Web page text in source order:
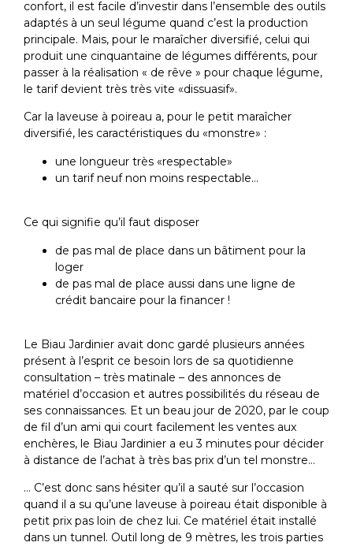
confort, il est facile d’investir dans l’ensemble des outils
adaptés à un seul légume quand c’est la production
principale. Mais, pour le maraîcher diversifié, celui qui
produit une cinquantaine de légumes différents, pour
passer à la réalisation « de rêve » pour chaque légume,
le tarif devient très très vite «dissuasif».
Car la laveuse à poireau a, pour le petit maraîcher
diversifié, les caractéristiques du «monstre» :
une longueur très «respectable»
un tarif neuf non moins respectable…
Ce qui signifie qu’il faut disposer
de pas mal de place dans un bâtiment pour la
loger
de pas mal de place aussi dans une ligne de
crédit bancaire pour la financer !
Le Biau Jardinier avait donc gardé plusieurs années
présent à l’esprit ce besoin lors de sa quotidienne
consultation – très matinale – des annonces de
matériel d’occasion et autres possibilités du réseau de
ses connaissances. Et un beau jour de 2020, par le coup
de fil d’un ami qui court facilement les ventes aux
enchères, le Biau Jardinier a eu 3 minutes pour décider
à distance de l’achat à très bas prix d’un tel monstre…
… C’est donc sans hésiter qu’il a sauté sur l’occasion
quand il a su qu’une laveuse à poireau était disponible à
petit prix pas loin de chez lui. Ce matériel était installé
dans un tunnel. Outil long de 9 mètres, les trois parties